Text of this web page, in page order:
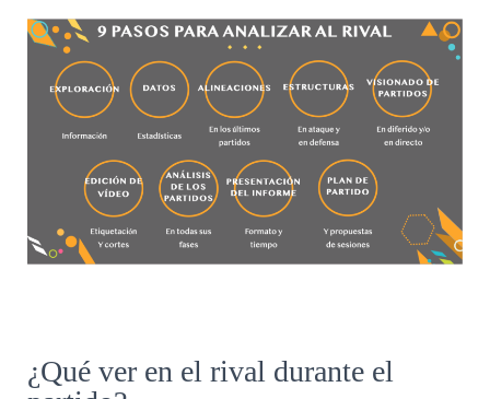
¿Qué ver en el rival durante el